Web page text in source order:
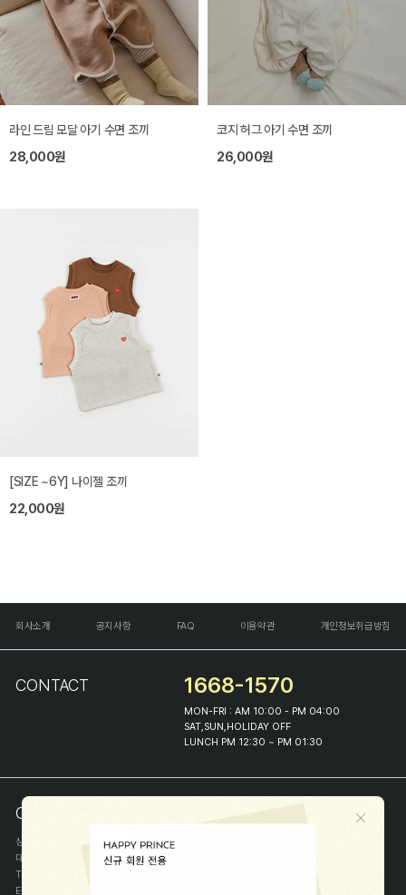
라인 드림 모달 아기 수면 조끼
28,000원
코지 허그 아기 수면 조끼
26,000원
[SIZE ~6Y] 나이젤 조끼
22,000원
회사소개 공지사항 FAQ 이용약관 개인정보취급방침
CONTACT 1668-1570
MON-FRI : AM 10:00 - PM 04:00
SAT,SUN,HOLIDAY OFF
LUNCH PM 12:30 ~ PM 01:30
COMPANY INFO
상호
(주)해피프린스
대표
이화진
TEL
E-MAIL